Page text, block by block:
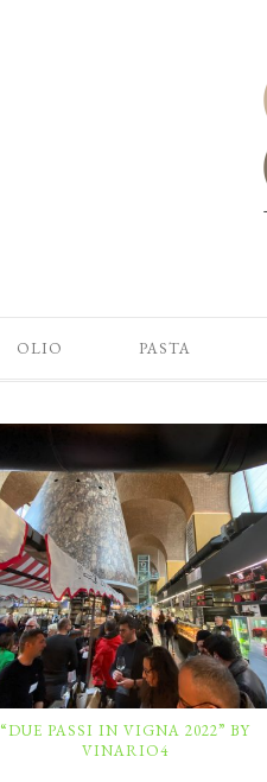
OLIO PASTA
“DUE PASSI IN VIGNA 2022” BY
VINARIO4